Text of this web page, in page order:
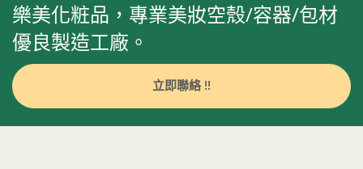
樂美化粧品，專業美妝空殼/容器/包材
優良製造工廠。
立即聯絡 !!